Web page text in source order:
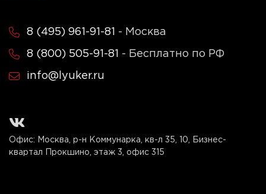
8 (495) 961-91-81 - Москва
8 (800) 505-91-81 - Бесплатно по РФ
info@lyuker.ru
Офис: Москва, р-н Коммунарка, кв-л 35, 10, Бизнес-
квартал Прокшино, этаж 3, офис 315